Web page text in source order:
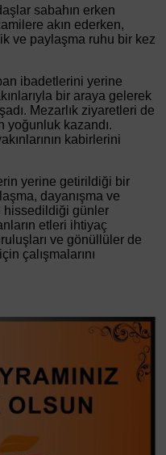
sabahın erken
akın ederken,
ve paylaşma ruhu bir kez
ibadetlerini yerine
bir araya gelerek
Mezarlık ziyaretleri de
yoğunluk kazandı.
kabirlerini
yerine getirildiği bir
dayanışma ve
hissedildiği günler
etleri ihtiyaç
ve gönüllüler de
çalışmalarını